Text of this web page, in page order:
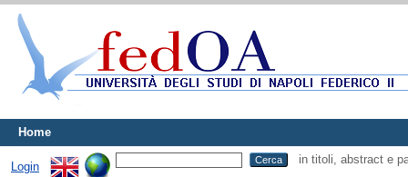
Home
Login
in titoli, abstract e